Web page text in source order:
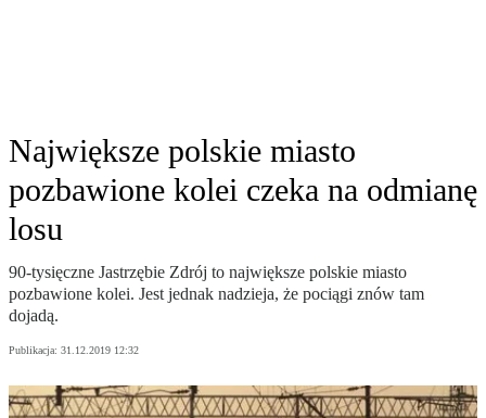
Największe polskie miasto
pozbawione kolei czeka na odmianę
losu
90-tysięczne Jastrzębie Zdrój to największe polskie miasto
pozbawione kolei. Jest jednak nadzieja, że pociągi znów tam
dojadą.
Publikacja: 31.12.2019 12:32